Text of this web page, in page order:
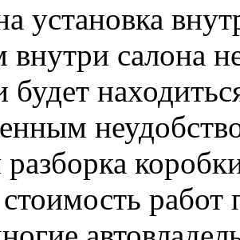
установка
внутри салона
разборка